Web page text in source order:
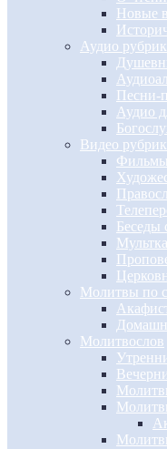
Новые
Аудио
Песни-
Аудио
Видео
Беседы
Молитвы по
Молитвослов